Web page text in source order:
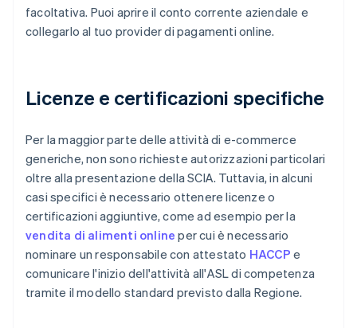
facoltativa. Puoi aprire il conto corrente aziendale e
collegarlo al tuo provider di pagamenti online.
Licenze e certificazioni specifiche
Per la maggior parte delle attività di e-commerce
generiche, non sono richieste autorizzazioni particolari
oltre alla presentazione della SCIA. Tuttavia, in alcuni
casi specifici è necessario ottenere licenze o
certificazioni aggiuntive, come ad esempio per la
vendita di alimenti online per cui è necessario
nominare un responsabile con attestato HACCP e
comunicare l'inizio dell'attività all'ASL di competenza
tramite il modello standard previsto dalla Regione.